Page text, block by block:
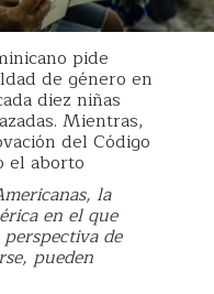
pide
de género en
diez niñas
Mientras,
del Código
el aborto
la
en el que
de
pueden